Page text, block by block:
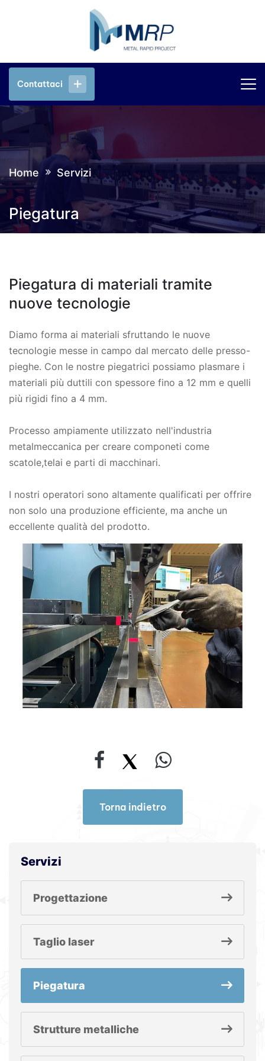
Contattaci
Contattaci
Home Servizi
Piegatura
Servizi
Progettazione
Taglio laser
Piegatura
Strutture metalliche
Piegatura di materiali tramite
nuove tecnologie
Diamo forma ai materiali sfruttando le nuove
tecnologie messe in campo dal mercato delle presso-
pieghe. Con le nostre piegatrici possiamo plasmare i
materiali più duttili con spessore fino a 12 mm e quelli
più rigidi fino a 4 mm.
Processo ampiamente utilizzato nell'industria
metalmeccanica per creare componeti come
scatole,telai e parti di macchinari.
I nostri operatori sono altamente qualificati per offrire
non solo una produzione efficiente, ma anche un
eccellente qualità del prodotto.
Torna indietro
Torna indietro